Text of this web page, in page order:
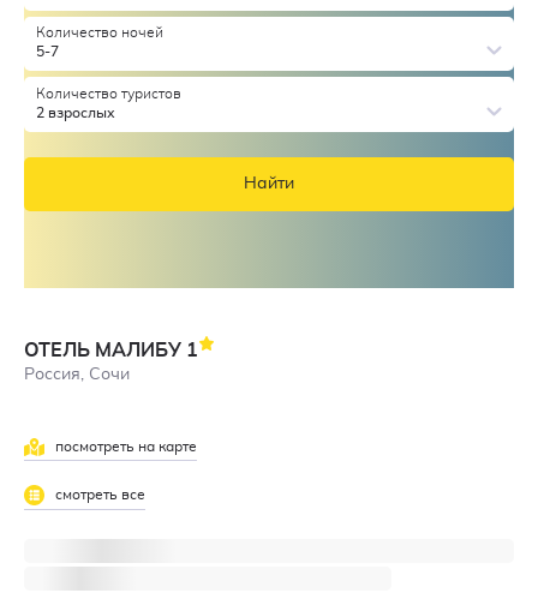
Количество ночей
5-7
Количество туристов
2 взрослых
Найти
ОТЕЛЬ МАЛИБУ 1
Россия, Сочи
посмотреть на карте
смотреть все